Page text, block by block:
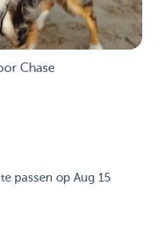
Chase
passen op Aug 15